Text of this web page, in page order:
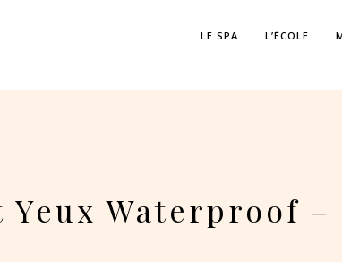
LE SPA L’ÉCOLE
Waterproof –